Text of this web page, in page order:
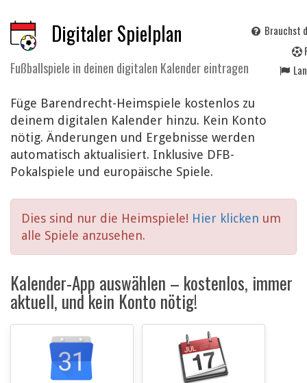
Digitaler Spielplan
Fußballspiele in deinen digitalen Kalender eintragen
Brauchst
Füge Barendrecht-Heimspiele kostenlos zu
deinem digitalen Kalender hinzu. Kein Konto
nötig. Änderungen und Ergebnisse werden
automatisch aktualisiert. Inklusive DFB-
Pokalspiele und europäische Spiele.
Dies sind nur die Heimspiele! Hier klicken um
alle Spiele anzusehen.
Kalender-App auswählen – kostenlos, immer
aktuell, und kein Konto nötig!